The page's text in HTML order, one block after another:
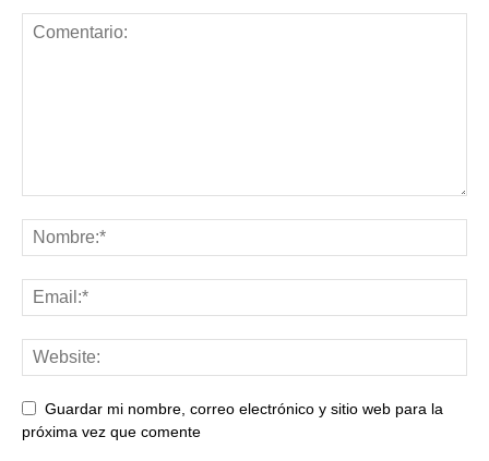
Guardar mi nombre, correo electrónico y sitio web para la
próxima vez que comente